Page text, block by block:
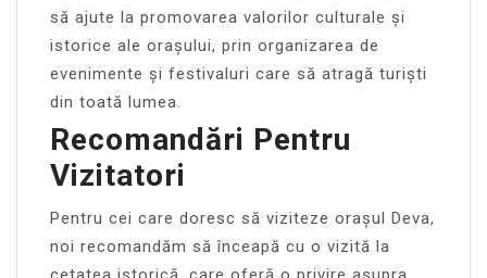
să ajute la promovarea valorilor culturale și
istorice ale orașului, prin organizarea de
evenimente și festivaluri care să atragă turiști
din toată lumea.
Recomandări Pentru
Vizitatori
Pentru cei care doresc să viziteze orașul Deva,
noi recomandăm să înceapă cu o vizită la